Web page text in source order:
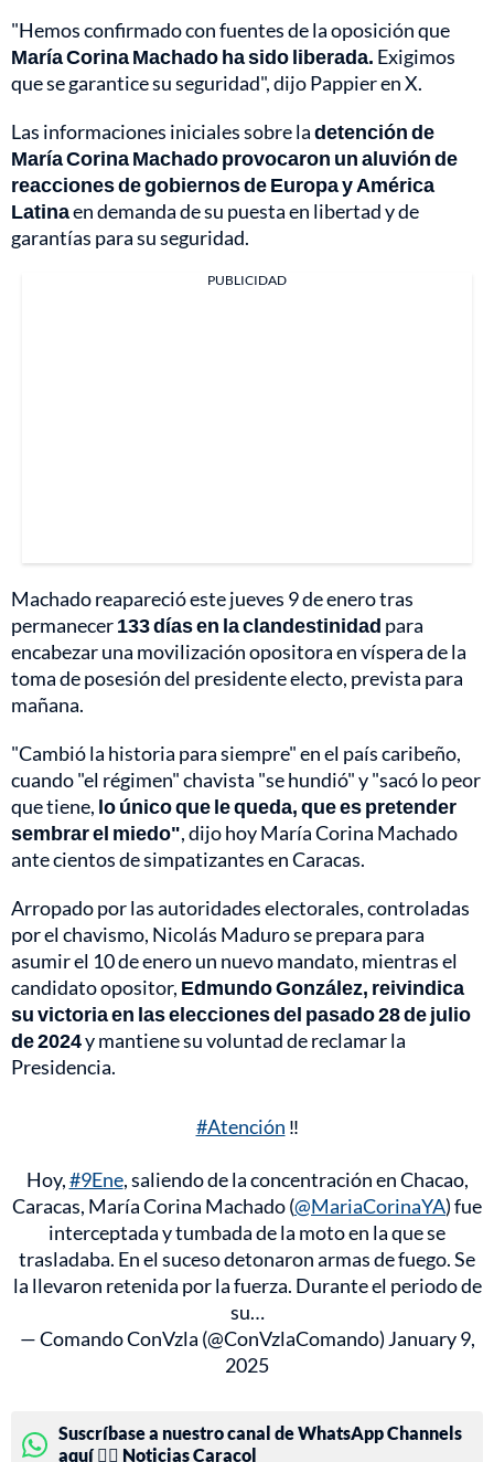
"Hemos confirmado con fuentes de la oposición que
María Corina Machado ha sido liberada. Exigimos
que se garantice su seguridad", dijo Pappier en X.
Las informaciones iniciales sobre ladetención de
María Corina Machado provocaron un aluvión de
reacciones de gobiernos de Europa y América
Latinaen demanda de su puesta en libertad y de
garantías para su seguridad.
PUBLICIDAD
Machado reapareció este jueves 9 de enero tras
permanecer133 días en la clandestinidad para
encabezar una movilización opositora en víspera de la
toma de posesión del presidente electo, prevista para
mañana.
"Cambió la historia para siempre" en el país caribeño,
cuando "el régimen" chavista "se hundió" y "sacó lo peor
que tiene, lo único que le queda, que es pretender
sembrar el miedo", dijo hoy María Corina Machado
ante cientos de simpatizantes en Caracas.
Arropado por las autoridades electorales, controladas
por el chavismo, Nicolás Maduro se prepara para
asumir el 10 de enero un nuevo mandato, mientras el
candidato opositor, Edmundo González, reivindica
su victoria en las elecciones del pasado 28 de julio
de 2024y mantiene su voluntad de reclamar la
Presidencia.
#Atención ‼️
Hoy,#9Ene, saliendo de la concentración en Chacao,
Caracas, María Corina Machado (@MariaCorinaYA) fue
interceptada y tumbada de la moto en la que se
trasladaba. En el suceso detonaron armas de fuego. Se
la llevaron retenida por la fuerza. Durante el periodo de
su…
— Comando ConVzla (@ConVzlaComando) January 9,
2025
Suscríbase a nuestro canal de WhatsApp Channels
aquí 👉🏻 Noticias Caracol